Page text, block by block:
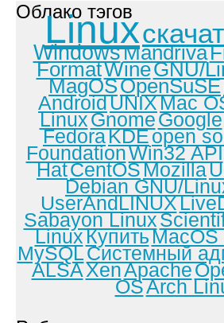
Облако тэгов
Linux
WindowsMandriva
FormatWineGNU/
MagOSOpenSuSE
AndroidUNIXMac
LinuxGnomeGoogle
FedoraKDEopen
FoundationWin32 API
HatCentOSMozilla
Debian GNU/
UserAndLINUX
Sabayon Linux
LinuxКупитьMacOS
MySQLСистемный
ALSAXenApache
OSArch